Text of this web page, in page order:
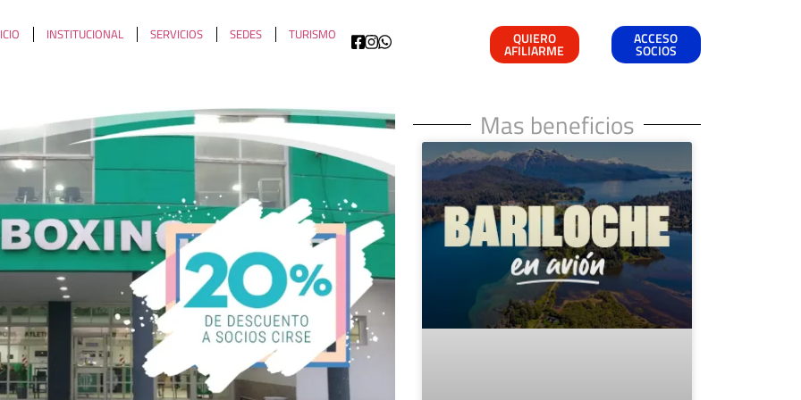
INSTITUCIONAL SERVICIOS SEDES TURISMO QUIERO
AFILIARME
ACCESO
SOCIOS
Mas beneficios